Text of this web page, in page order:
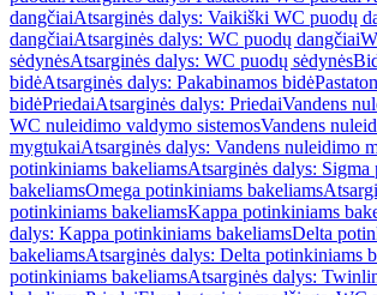
dangčiaiAtsarginės dalys: Vaikiški WC puodų
dangčiaiAtsarginės dalys: WC puodų dangčiai
sėdynėsAtsarginės dalys: WC puodų sėdynės
bidėAtsarginės dalys: Pakabinamos bidė
bidėPriedaiAtsarginės dalys: PriedaiVandens
WC nuleidimo valdymo sistemosVandens
mygtukaiAtsarginės dalys: Vandens nuleidimo
potinkiniams bakeliamsAtsarginės dalys:
bakeliamsOmega potinkiniams bakeliams
potinkiniams bakeliamsKappa potinkiniams
dalys: Kappa potinkiniams bakeliamsDelta
bakeliamsAtsarginės dalys: Delta potinkiniams
potinkiniams bakeliamsAtsarginės dalys: